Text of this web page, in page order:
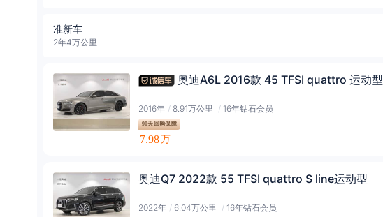
准新车
2年4万公里
奥迪A6L 2016款 45 TFSI quattro 运动型
2016年 / 8.91万公里 / 16年钻石会员
90天回购保障
7.98万
奥迪Q7 2022款 55 TFSI quattro S line运动型
2022年 / 6.04万公里 / 16年钻石会员